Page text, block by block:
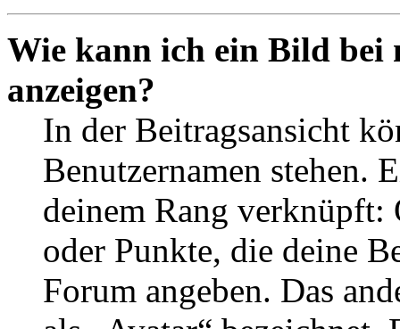
Wie kann ich ein Bild bei
anzeigen?
In der Beitragsansicht
Benutzernamen stehen.
deinem Rang verknüpft:
oder Punkte, die deine
Forum angeben. Das